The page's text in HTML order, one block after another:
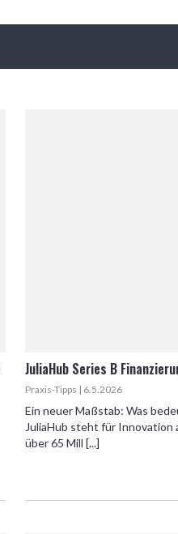
JuliaHub Series B
Praxis-Tipps | 6.5.2026
Ein neuer Maßstab: Was
JuliaHub steht für Innovation
über 65 Mill [...]